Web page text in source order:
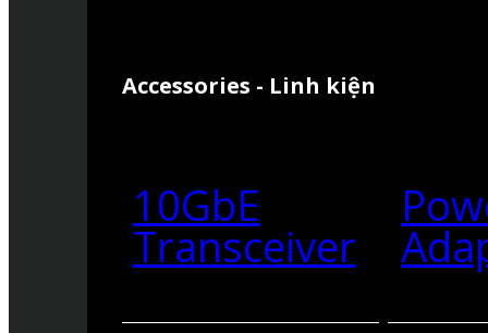
Accessories - Linh kiện
10GbE
Transceiver